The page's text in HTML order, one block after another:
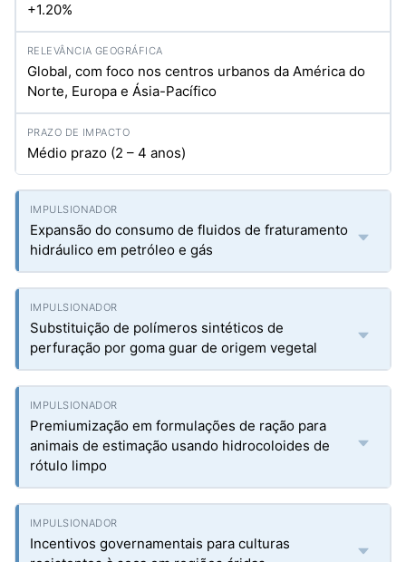
+1.20%
Global, com foco nos centros urbanos da América do
Norte, Europa e Ásia-Pacífico
Médio prazo (2 – 4 anos)
Expansão do consumo de fluidos de fraturamento
hidráulico em petróleo e gás
Substituição de polímeros sintéticos de
perfuração por goma guar de origem vegetal
Premiumização em formulações de ração para
animais de estimação usando hidrocoloides de
rótulo limpo
Incentivos governamentais para culturas